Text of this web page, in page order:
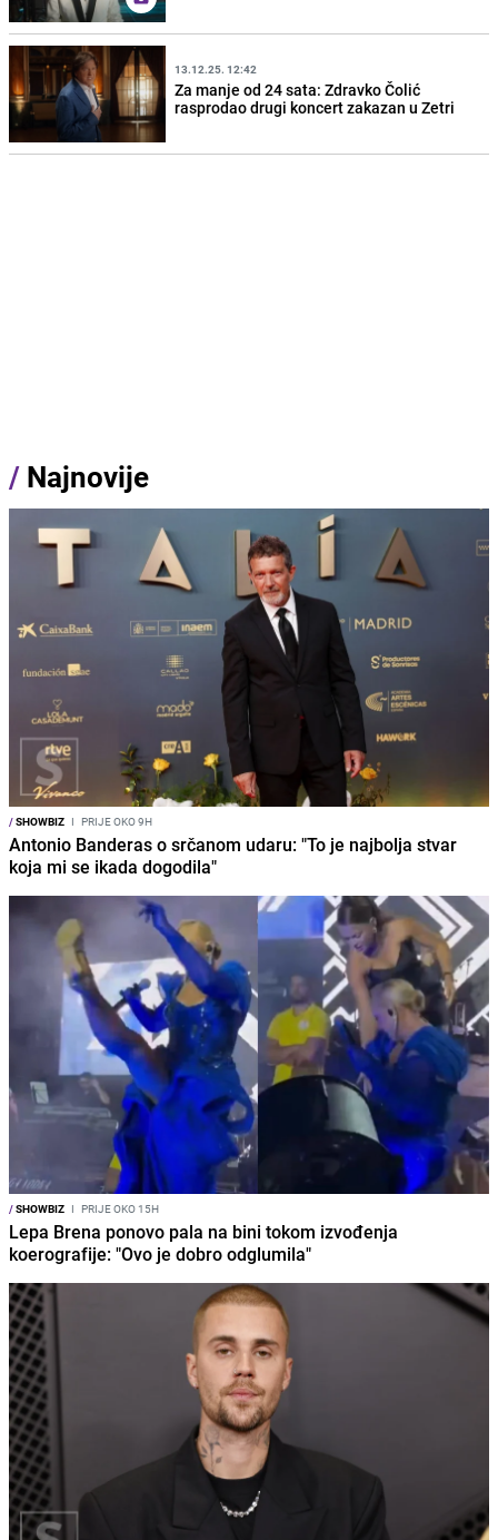
13.12.25. 12:42
Za manje od 24 sata: Zdravko Čolić
rasprodao drugi koncert zakazan u Zetri
/ Najnovije
/SHOWBIZ I PRIJE OKO 9H
Antonio Banderas o srčanom udaru: "To je najbolja stvar
koja mi se ikada dogodila"
/SHOWBIZ I PRIJE OKO 15H
Lepa Brena ponovo pala na bini tokom izvođenja
koerografije: "Ovo je dobro odglumila"